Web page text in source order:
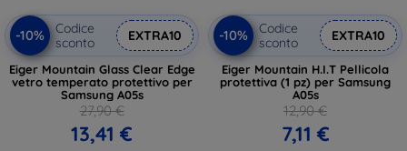
-10%
Codice
sconto
EXTRA10
Eiger Mountain Glass Clear Edge
vetro temperato protettivo per
Samsung A05s
27,90 €
13,41 €
-10%
Codice
sconto
EXTRA10
Eiger Mountain H.I.T Pellicola
protettiva (1 pz) per Samsung
A05s
12,90 €
7,11 €